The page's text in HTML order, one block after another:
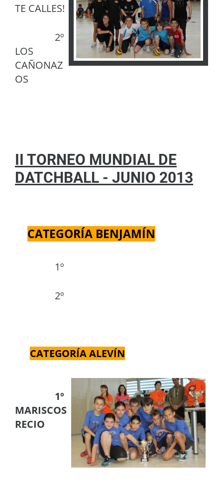
TE CALLES!
2º
LOS
CAÑONAZ
OS
II TORNEO MUNDIAL DE
DATCHBALL - JUNIO 2013
CATEGORÍA BENJAMÍN
1º
2º
CATEGORÍA ALEVÍN
1º
MARISCOS
RECIO